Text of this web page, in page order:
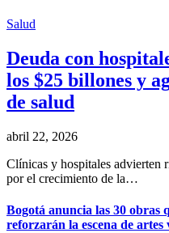
Salud
Deuda con
los $25 billones y
de salud
abril 22, 2026
Clínicas y hospitales advierten
por el crecimiento de la…
Bogotá anuncia las 30 obras
reforzarán la escena de artes